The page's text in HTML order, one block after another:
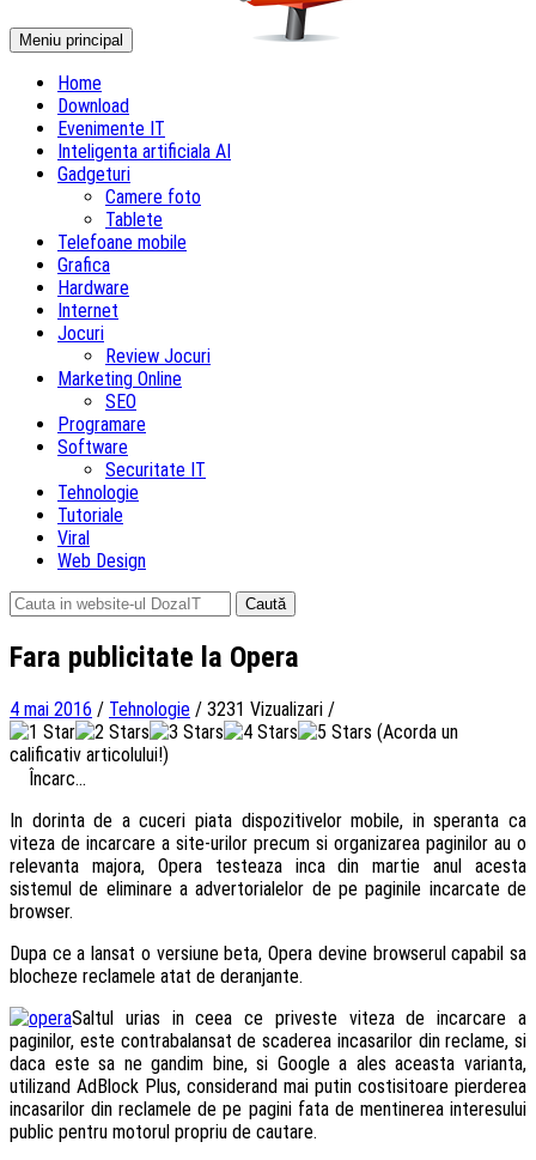
Meniu principal
Home
Download
Evenimente IT
Inteligenta artificiala AI
Gadgeturi
Camere foto
Tablete
Telefoane mobile
Grafica
Hardware
Internet
Jocuri
Review Jocuri
Marketing Online
SEO
Programare
Software
Securitate IT
Tehnologie
Tutoriale
Viral
Web Design
Caută
după:
Fara publicitate la Opera
4 mai 2016 / Tehnologie / 3231 Vizualizari /
(Acorda un
calificativ articolului!)
Încarc...
In dorinta de a cuceri piata dispozitivelor mobile, in speranta ca
viteza de incarcare a site-urilor precum si organizarea paginilor au o
relevanta majora, Opera testeaza inca din martie anul acesta
sistemul de eliminare a advertorialelor de pe paginile incarcate de
browser.
Dupa ce a lansat o versiune beta, Opera devine browserul capabil sa
blocheze reclamele atat de deranjante.
Saltul urias in ceea ce priveste viteza de incarcare a
paginilor, este contrabalansat de scaderea incasarilor din reclame, si
daca este sa ne gandim bine, si Google a ales aceasta varianta,
utilizand AdBlock Plus, considerand mai putin costisitoare pierderea
incasarilor din reclamele de pe pagini fata de mentinerea interesului
public pentru motorul propriu de cautare.